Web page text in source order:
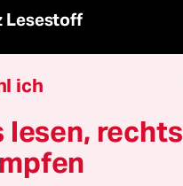
Lesestoff
ich
lesen, rechts